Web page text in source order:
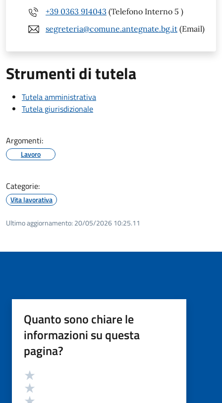
+39 0363 914043 (Telefono Interno 5 )
segreteria@comune.antegnate.bg.it (Email)
Strumenti di tutela
Tutela amministrativa
Tutela giurisdizionale
Argomenti:
Lavoro
Categorie:
Vita lavorativa
Ultimo aggiornamento: 20/05/2026 10:25.11
Quanto sono chiare le
informazioni su questa
pagina?
Valutazione